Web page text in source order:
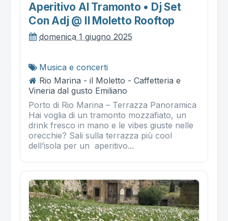
Aperitivo Al Tramonto • Dj Set
Con Adj @ Il Moletto Rooftop
domenica 1 giugno 2025
Musica e concerti
Rio Marina - il Moletto - Caffetteria e
Vineria dal gusto Emiliano
Porto di Rio Marina – Terrazza Panoramica
Hai voglia di un tramonto mozzafiato, un
drink fresco in mano e le vibes giuste nelle
orecchie? Sali sulla terrazza più cool
dell’isola per un aperitivo...